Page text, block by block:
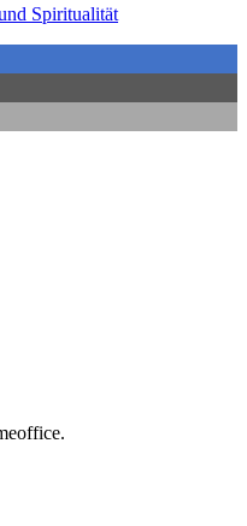
Spiritualität